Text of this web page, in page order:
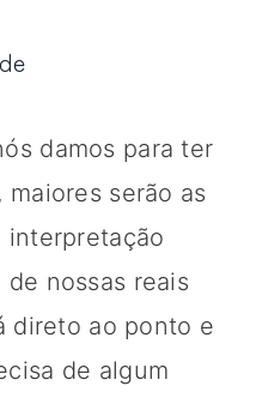
damos para ter
serão as
interpretação
nossas reais
direto ao ponto e
de algum